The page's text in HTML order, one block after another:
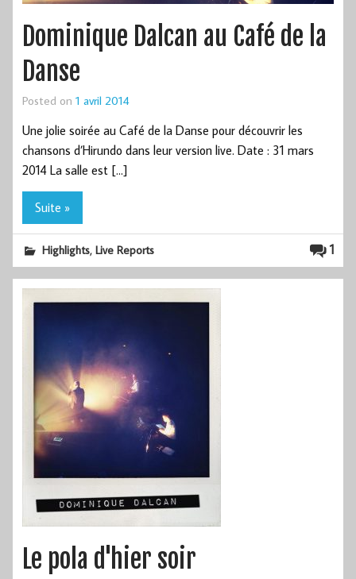
Dominique Dalcan au Café de la
Danse
Posted on 1 avril 2014
Une jolie soirée au Café de la Danse pour découvrir les
chansons d’Hirundo dans leur version live. Date : 31 mars
2014 La salle est […]
Suite »
1
Highlights,Live Reports
Le pola d'hier soir